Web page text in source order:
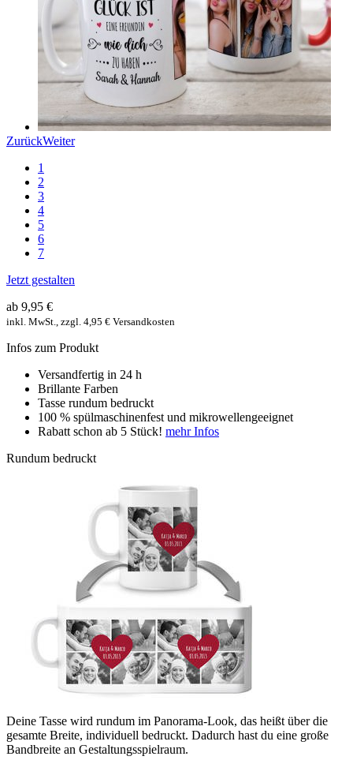
ZurückWeiter
1
2
3
4
5
6
7
Jetzt gestalten
ab 9,95 €
inkl. MwSt., zzgl. 4,95 € Versandkosten
Infos zum Produkt
Versandfertig in 24 h
Brillante Farben
Tasse rundum bedruckt
100 % spülmaschinenfest und mikrowellengeeignet
Rabatt schon ab 5 Stück! mehr Infos
Rundum bedruckt
Deine Tasse wird rundum im Panorama-Look, das heißt über die
gesamte Breite, individuell bedruckt. Dadurch hast du eine große
Bandbreite an Gestaltungsspielraum.